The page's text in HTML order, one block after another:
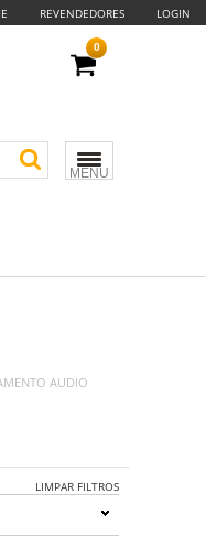
REVENDEDORES LOGIN
MENU
0
AUDIO
LIMPAR FILTROS